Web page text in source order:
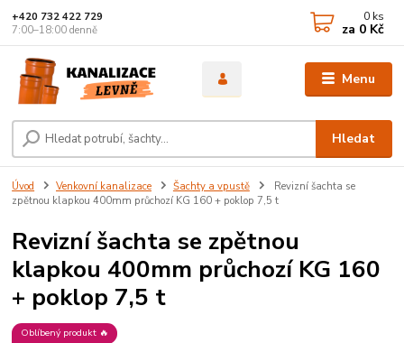
Menu
Hledat
+420 732 422 729
7:00–18:00 denně
0 ks
za 0 Kč
Úvod Venkovní kanalizace Šachty a vpustě
Revizní šachta se
zpětnou klapkou 400mm průchozí KG 160 + poklop 7,5 t
Revizní šachta se zpětnou
klapkou 400mm průchozí KG 160
+ poklop 7,5 t
Oblíbený produkt 🔥